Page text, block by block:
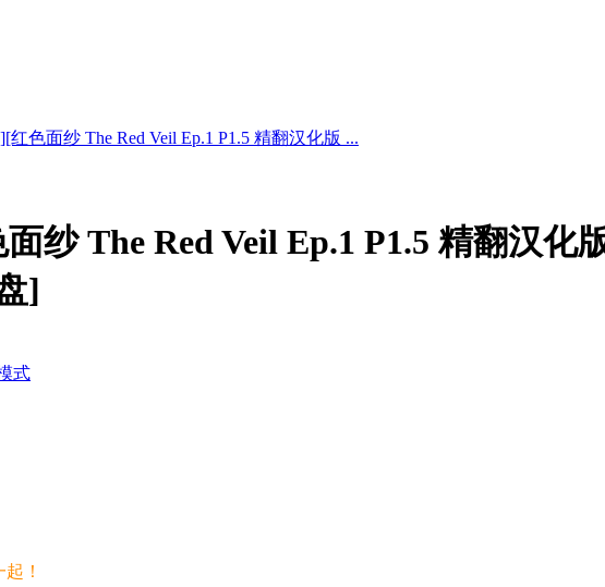
红色面纱 The Red Veil Ep.1 P1.5 精翻汉化版 ...
纱 The Red Veil Ep.1 P1.5 精翻汉
]
式
！